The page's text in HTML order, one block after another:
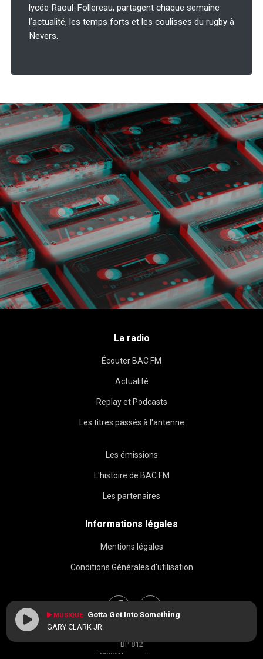
lycée Raoul-Follereau, partagent chaque semaine
l’actualité, les temps forts et les coulisses du rugby à
Nevers.
La radio
Écouter BAC FM
Actualité
Replay et Podcasts
Les titres passés à l'antenne
Les émissions
L'histoire de BAC FM
Les partenaires
Informations légales
Mentions légales
Conditions Générales d'utilisation
BP 812
58008 Nevers, France
MUSIQUE Gotta Get Into Something
GARY CLARK JR.